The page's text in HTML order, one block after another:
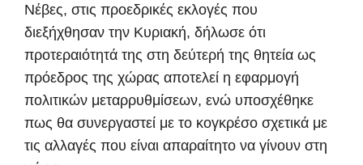
Νέβες, στις προεδρικές εκλογές που
διεξήχθησαν την Κυριακή, δήλωσε ότι
προτεραιότητά της στη δεύτερή της θητεία ως
πρόεδρος της χώρας αποτελεί η εφαρμογή
πολιτικών μεταρρυθμίσεων, ενώ υποσχέθηκε
πως θα συνεργαστεί με το κογκρέσο σχετικά με
τις αλλαγές που είναι απαραίτητο να γίνουν στη